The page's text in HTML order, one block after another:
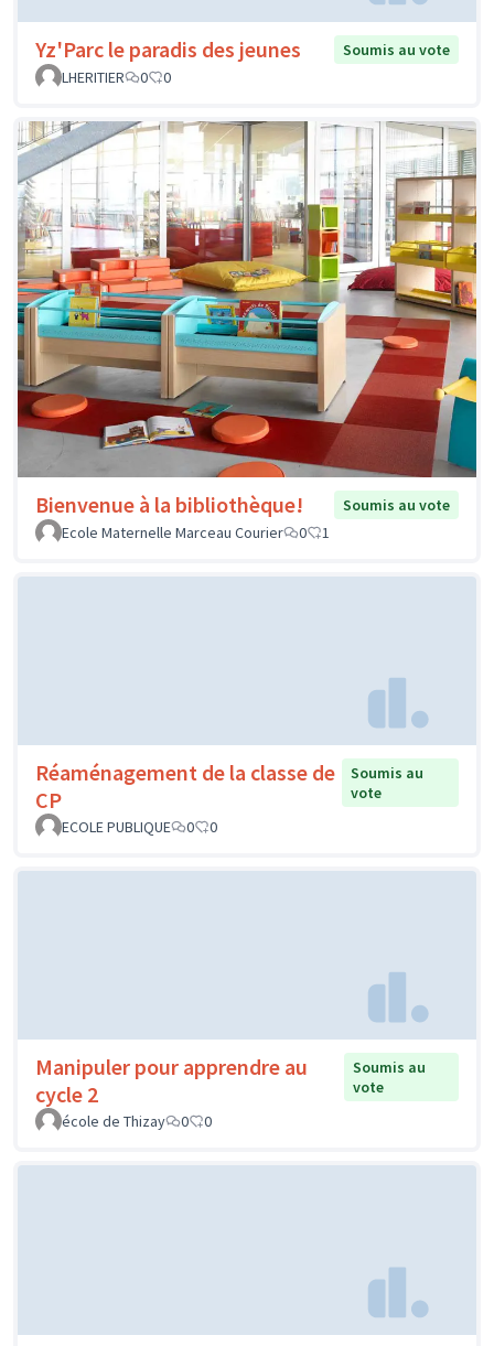
Yz'Parc le paradis des jeunes
Soumis au vote
LHERITIER
0 0
Bienvenue à la bibliothèque!
Soumis au vote
Ecole Maternelle Marceau Courier
0 1
Réaménagement de la classe de
CP
Soumis au
vote
ECOLE PUBLIQUE
0 0
Manipuler pour apprendre au
cycle 2
Soumis au
vote
école de Thizay
0 0